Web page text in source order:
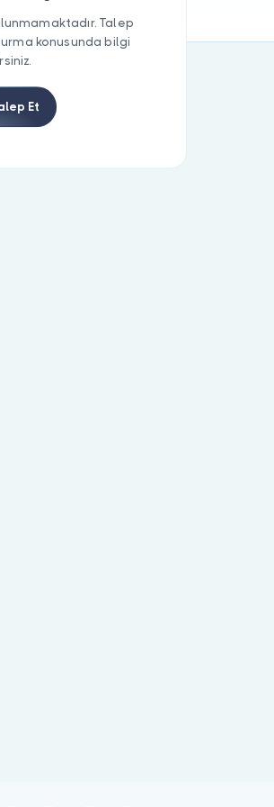
Talep
konusunda bilgi
Et